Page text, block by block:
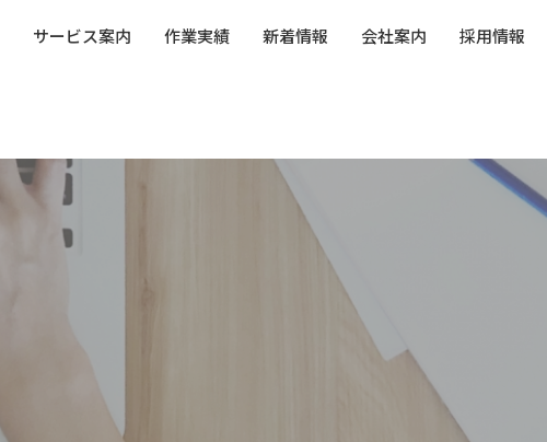
サービス案内 作業実績 新着情報 会社案内 採用情報